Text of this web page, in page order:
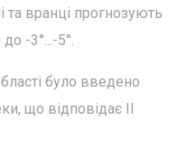
та вранці прогнозують
-3°...-5°.
було введено
що відповідає ІІ